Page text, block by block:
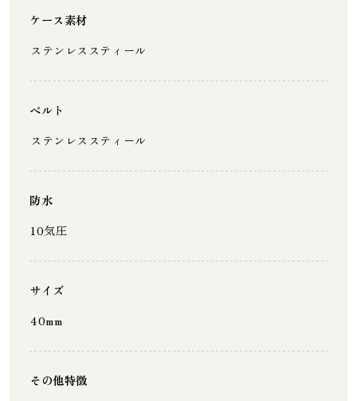
ケース素材
ステンレススティール
ベルト
ステンレススティール
防水
10気圧
サイズ
40mm
その他特徴